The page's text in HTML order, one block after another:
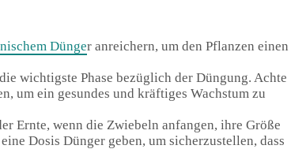
Dünger anreichern, um den Pflanzen einen
wichtigste Phase bezüglich der Düngung. Achte
um ein gesundes und kräftiges Wachstum zu
Ernte, wenn die Zwiebeln anfangen, ihre Größe
Dosis Dünger geben, um sicherzustellen, dass